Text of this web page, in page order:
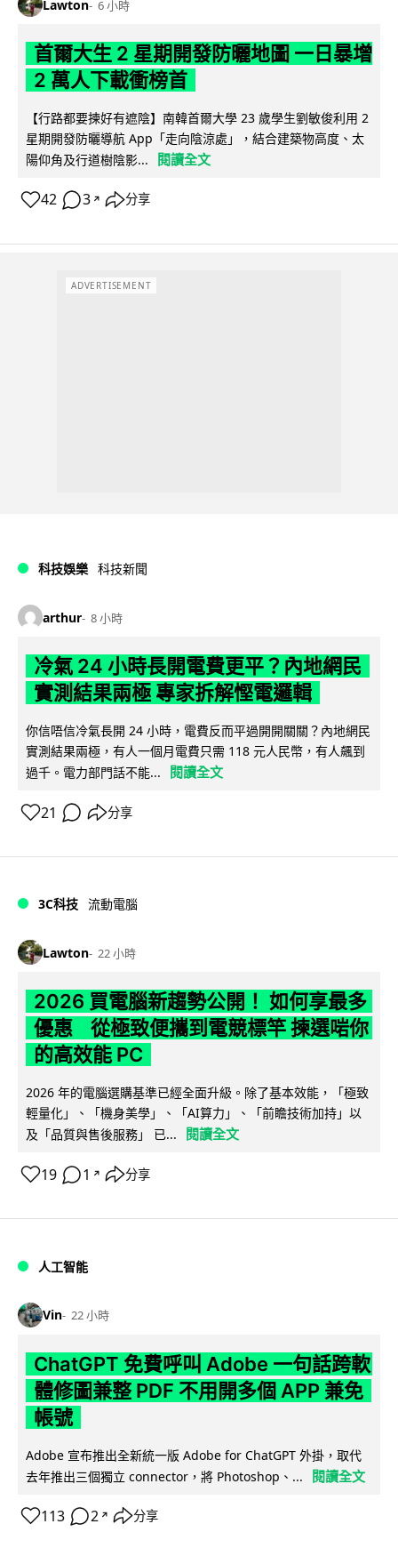
Lawton 6 小時
首爾大生 2 星期開發防曬地圖 一日暴增
2 萬人下載衝榜首
【行路都要揀好有遮陰】南韓首爾大學 23 歲學生劉敏俊利用 2
星期開發防曬導航 App「走向陰涼處」，結合建築物高度、太
陽仰角及行道樹陰影...
閱讀全文
42 3 ↗ 分享
ADVERTISEMENT
科技娛樂 科技新聞
arthur 8 小時
冷氣 24 小時長開電費更平？內地網民
實測結果兩極 專家拆解慳電邏輯
你信唔信冷氣長開 24 小時，電費反而平過開開關關？內地網民
實測結果兩極，有人一個月電費只需 118 元人民幣，有人飆到
過千。電力部門話不能...
閱讀全文
21 分享
3C科技 流動電腦
Lawton 22 小時
2026 買電腦新趨勢公開！ 如何享最多
優惠 從極致便攜到電競標竿 揀選啱你
的高效能 PC
2026 年的電腦選購基準已經全面升級。除了基本效能，「極致
輕量化」、「機身美學」、「AI算力」、「前瞻技術加持」以
及「品質與售後服務」 已...
閱讀全文
19 1 ↗ 分享
人工智能
Vin 22 小時
ChatGPT 免費呼叫 Adobe 一句話跨軟
體修圖兼整 PDF 不用開多個 APP 兼免
帳號
Adobe 宣布推出全新統一版 Adobe for ChatGPT 外掛，取代
去年推出三個獨立 connector，將 Photoshop、...
閱讀全文
113 2 ↗ 分享